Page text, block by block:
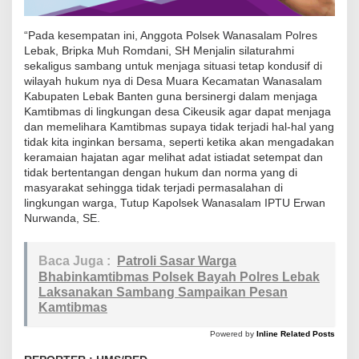
K
a
m
t
i
b
m
a
s
t
u
k
e
“Pada kesempatan ini, Anggota Polsek Wanasalam Polres
Lebak, Bripka Muh Romdani, SH Menjalin silaturahmi
sekaligus sambang untuk menjaga situasi tetap kondusif di
wilayah hukum nya di Desa Muara Kecamatan Wanasalam
Kabupaten Lebak Banten guna bersinergi dalam menjaga
Kamtibmas di lingkungan desa Cikeusik agar dapat menjaga
dan memelihara Kamtibmas supaya tidak terjadi hal-hal yang
tidak kita inginkan bersama, seperti ketika akan mengadakan
keramaian hajatan agar melihat adat istiadat setempat dan
tidak bertentangan dengan hukum dan norma yang di
masyarakat sehingga tidak terjadi permasalahan di
lingkungan warga, Tutup Kapolsek Wanasalam IPTU Erwan
Nurwanda, SE.
Baca Juga :
Patroli Sasar Warga
Bhabinkamtibmas Polsek Bayah Polres Lebak
Laksanakan Sambang Sampaikan Pesan
Kamtibmas
Powered by Inline Related Posts